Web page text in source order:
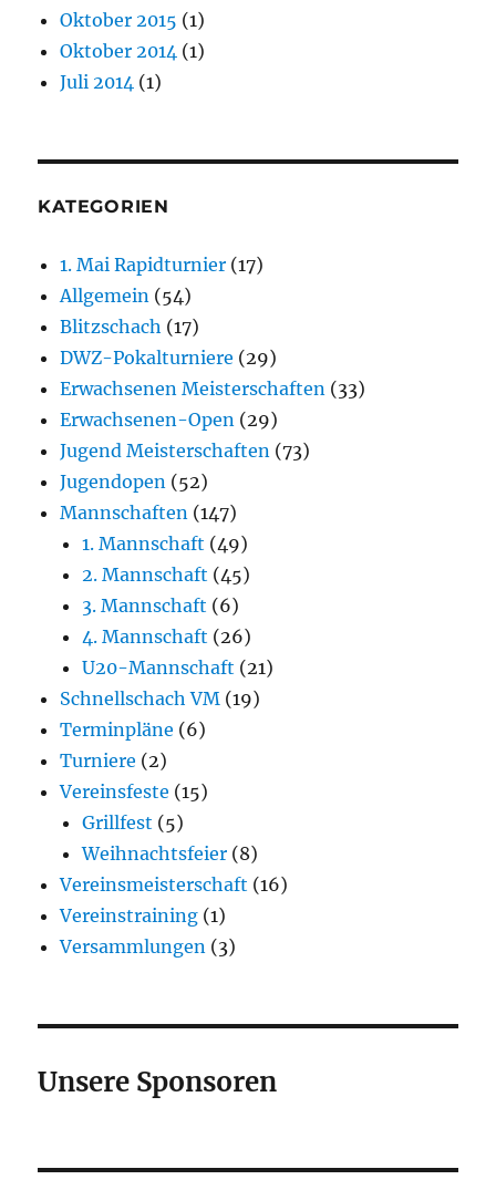
Oktober 2015 (1)
Oktober 2014 (1)
Juli 2014 (1)
KATEGORIEN
1. Mai Rapidturnier (17)
Allgemein (54)
Blitzschach (17)
DWZ-Pokalturniere (29)
Erwachsenen Meisterschaften (33)
Erwachsenen-Open (29)
Jugend Meisterschaften (73)
Jugendopen (52)
Mannschaften (147)
1. Mannschaft (49)
2. Mannschaft (45)
3. Mannschaft (6)
4. Mannschaft (26)
U20-Mannschaft (21)
Schnellschach VM (19)
Terminpläne (6)
Turniere (2)
Vereinsfeste (15)
Grillfest (5)
Weihnachtsfeier (8)
Vereinsmeisterschaft (16)
Vereinstraining (1)
Versammlungen (3)
Unsere Sponsoren